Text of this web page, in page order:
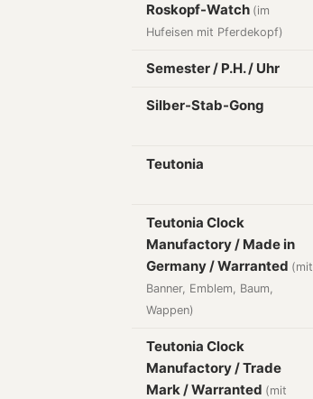
Roskopf-Watch (im
Hufeisen mit Pferdekopf)
Semester / P.H. / Uhr
Silber-Stab-Gong
Teutonia
Teutonia Clock
Manufactory / Made in
Germany / Warranted (mit
Banner, Emblem, Baum,
Wappen)
Teutonia Clock
Manufactory / Trade
Mark / Warranted (mit